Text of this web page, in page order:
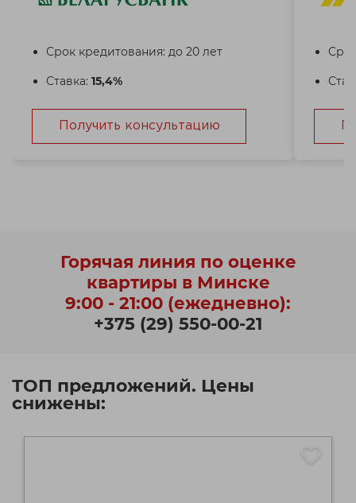
Срок кредитования: до 20 лет
Ставка: 15,4%
Получить консультацию
Горячая линия по оценке
квартиры в Минске
9:00 - 21:00 (ежедневно):
+375 (29) 550-00-21
ТОП предложений. Цены
снижены: